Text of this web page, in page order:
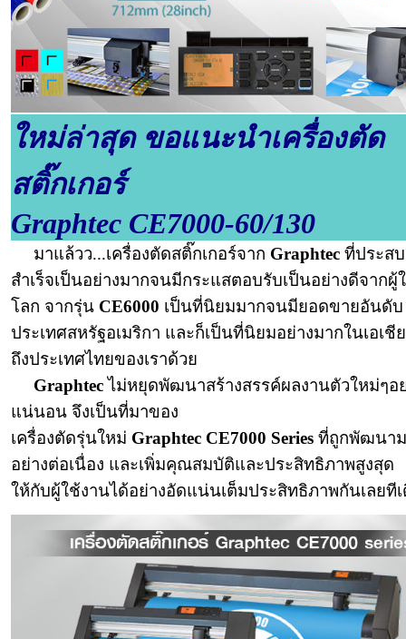
ใหม่ล่าสุด ขอแนะนำเครื่องตัด
สติ๊กเกอร์
Graphtec CE7000-60/130
มาแล้วว...เครื่องตัดสติ๊กเกอร์จาก Graphtec ที่ประส
สำเร็จเป็นอย่างมากจนมีกระแสตอบรับเป็นอย่างดีจากผู้
โลก จากรุ่น CE6000 เป็นที่นิยมมากจนมียอดขายอันดับ
ประเทศสหรัฐอเมริกา และก็เป็นที่นิยมอย่างมากในเอเชี
ถึงประเทศไทยของเราด้วย
Graphtecไม่หยุดพัฒนาสร้างสรรค์ผลงานตัวใหม่ๆอ
แน่นอน จึงเป็นที่มาของ
เครื่องตัดรุ่นใหม่ Graphtec CE7000 Series ที่ถูกพัฒนา
อย่างต่อเนื่อง และเพิ่มคุณสมบัติและประสิทธิภาพสูงสุด
ให้กับผู้ใช้งานได้อย่างอัดแน่นเต็มประสิทธิภาพกันเลยที